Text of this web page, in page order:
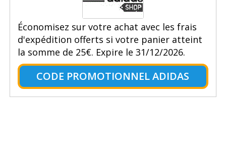
Économisez sur votre achat avec les frais
d'expédition offerts si votre panier atteint
la somme de 25€. Expire le 31/12/2026.
CODE PROMOTIONNEL ADIDAS